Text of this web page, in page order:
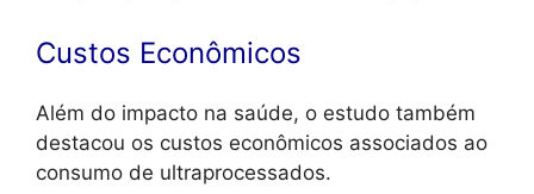
Custos Econômicos
Além do impacto na saúde, o estudo também
destacou os custos econômicos associados ao
consumo de ultraprocessados.